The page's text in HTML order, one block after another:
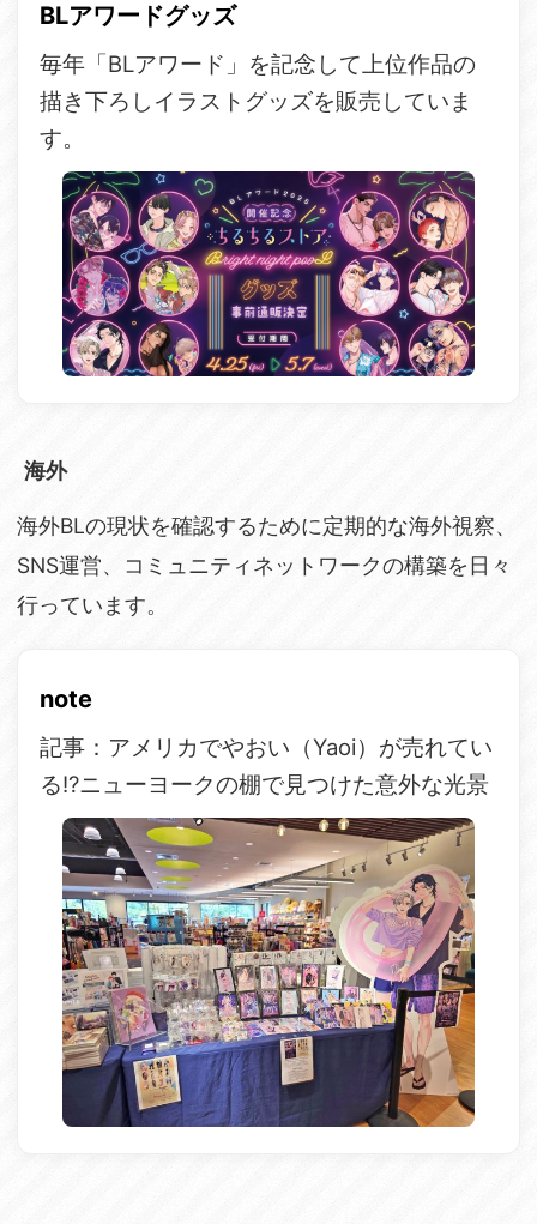
BLアワードグッズ
毎年「BLアワード」を記念して上位作品の
描き下ろしイラストグッズを販売していま
す。
海外
海外BLの現状を確認するために定期的な海外視察、
SNS運営、コミュニティネットワークの構築を日々
行っています。
note
記事：アメリカでやおい（Yaoi）が売れてい
る!?ニューヨークの棚で見つけた意外な光景